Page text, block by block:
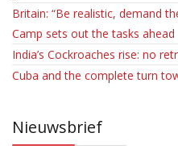
Britain: “Be realistic, demand
Camp sets out the tasks ahead
India’s Cockroaches rise: no
Cuba and the complete turn
Nieuwsbrief